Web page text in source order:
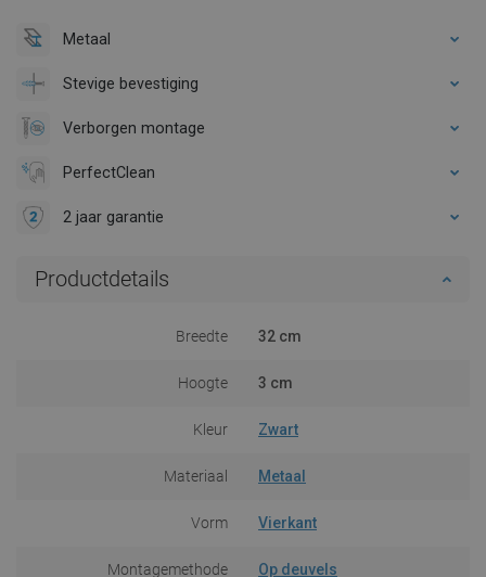
Metaal
Stevige bevestiging
Verborgen montage
PerfectClean
2 jaar garantie
Productdetails
Breedte 32 cm
Hoogte 3 cm
Kleur Zwart
Materiaal Metaal
Vorm Vierkant
Montagemethode Op deuvels